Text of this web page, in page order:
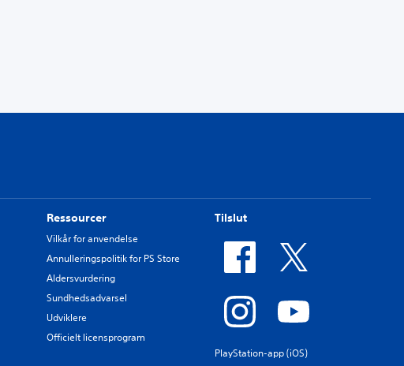
Ressourcer
Vilkår for anvendelse
Annulleringspolitik for PS Store
Aldersvurdering
Sundhedsadvarsel
Udviklere
Officielt licensprogram
Tilslut
PlayStation-app (iOS)